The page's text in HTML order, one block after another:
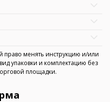
право менять инструкцию и/или
упаковки и комплектацию без
площадки.